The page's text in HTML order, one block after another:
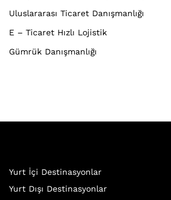
Uluslararası Ticaret Danışmanlığı
E – Ticaret Hızlı Lojistik
Gümrük Danışmanlığı
Yurt İçi Destinasyonlar
Yurt Dışı Destinasyonlar